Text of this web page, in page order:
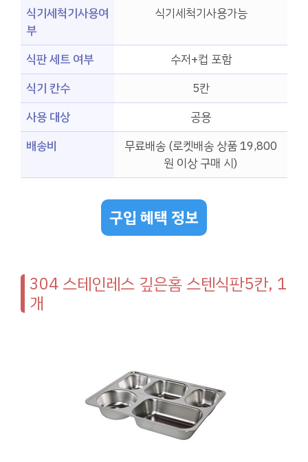
식기세척기사용여
부
식기세척기사용가능
식판 세트 여부
수저+컵 포함
식기 칸수
5칸
사용 대상
공용
배송비
무료배송 (로켓배송 상품 19,800
원 이상 구매 시)
구입 혜택 정보
304 스테인레스 깊은홈 스텐식판5칸, 1
개